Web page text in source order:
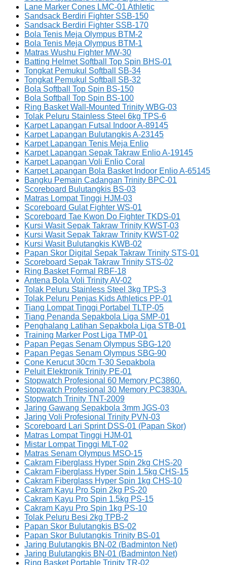
Lane Marker Cones LMC-01 Athletic
Sandsack Berdiri Fighter SSB-150
Sandsack Berdiri Fighter SSB-170
Bola Tenis Meja Olympus BTM-2
Bola Tenis Meja Olympus BTM-1
Matras Wushu Fighter MW-30
Batting Helmet Softball Top Spin BHS-01
Tongkat Pemukul Softball SB-34
Tongkat Pemukul Softball SB-32
Bola Softball Top Spin BS-150
Bola Softball Top Spin BS-100
Ring Basket Wall-Mounted Trinity WBG-03
Tolak Peluru Stainless Steel 6kg TPS-6
Karpet Lapangan Futsal Indoor A-89145
Karpet Lapangan Bulutangkis A-23145
Karpet Lapangan Tenis Meja Enlio
Karpet Lapangan Sepak Takraw Enlio A-19145
Karpet Lapangan Voli Enlio Coral
Karpet Lapangan Bola Basket Indoor Enlio A-65145
Bangku Pemain Cadangan Trinity BPC-01
Scoreboard Bulutangkis BS-03
Matras Lompat Tinggi HJM-03
Scoreboard Gulat Fighter WS-01
Scoreboard Tae Kwon Do Fighter TKDS-01
Kursi Wasit Sepak Takraw Trinity KWST-03
Kursi Wasit Sepak Takraw Trinity KWST-02
Kursi Wasit Bulutangkis KWB-02
Papan Skor Digital Sepak Takraw Trinity STS-01
Scoreboard Sepak Takraw Trinity STS-02
Ring Basket Formal RBF-18
Antena Bola Voli Trinity AV-02
Tolak Peluru Stainless Steel 3kg TPS-3
Tolak Peluru Penjas Kids Athletics PP-01
Tiang Lompat Tinggi Portabel TLTP-05
Tiang Penanda Sepakbola Liga SMP-01
Penghalang Latihan Sepakbola Liga STB-01
Training Marker Post Liga TMP-01
Papan Pegas Senam Olympus SBG-120
Papan Pegas Senam Olympus SBG-90
Cone Kerucut 30cm T-30 Sepakbola
Peluit Elektronik Trinity PE-01
Stopwatch Profesional 60 Memory PC3860.
Stopwatch Profesional 30 Memory PC3830A.
Stopwatch Trinity TNT-2009
Jaring Gawang Sepakbola 3mm JGS-03
Jaring Voli Profesional Trinity PVN-03
Scoreboard Lari Sprint DSS-01 (Papan Skor)
Matras Lompat Tinggi HJM-01
Mistar Lompat Tinggi MLT-02
Matras Senam Olympus MSO-15
Cakram Fiberglass Hyper Spin 2kg CHS-20
Cakram Fiberglass Hyper Spin 1.5kg CHS-15
Cakram Fiberglass Hyper Spin 1kg CHS-10
Cakram Kayu Pro Spin 2kg PS-20
Cakram Kayu Pro Spin 1.5kg PS-15
Cakram Kayu Pro Spin 1kg PS-10
Tolak Peluru Besi 2kg TPB-2
Papan Skor Bulutangkis BS-02
Papan Skor Bulutangkis Trinity BS-01
Jaring Bulutangkis BN-02 (Badminton Net)
Jaring Bulutangkis BN-01 (Badminton Net)
Ring Basket Portable Trinity TR-02